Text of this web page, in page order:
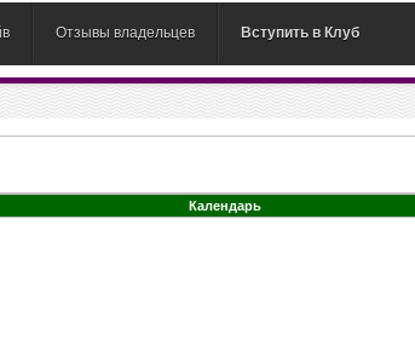
Отзывы владельцев Вступить в Клуб
Календарь